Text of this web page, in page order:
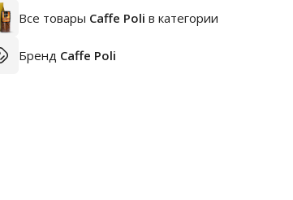
Все товары Caffe Poli в категории
Бренд Caffe Poli